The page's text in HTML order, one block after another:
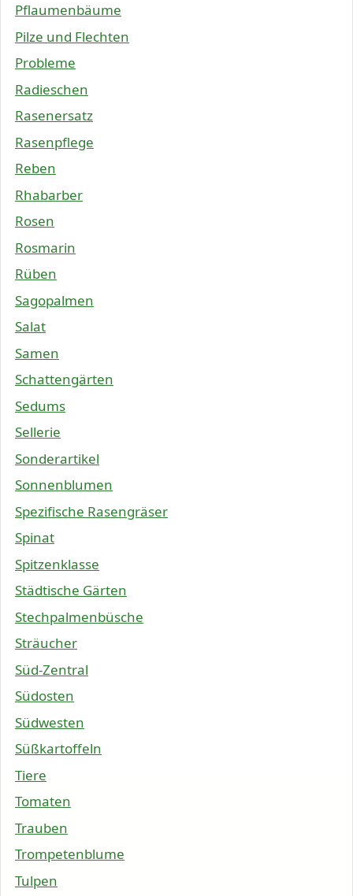
Pflaumenbäume
Pilze und Flechten
Probleme
Radieschen
Rasenersatz
Rasenpflege
Reben
Rhabarber
Rosen
Rosmarin
Rüben
Sagopalmen
Salat
Samen
Schattengärten
Sedums
Sellerie
Sonderartikel
Sonnenblumen
Spezifische Rasengräser
Spinat
Spitzenklasse
Städtische Gärten
Stechpalmenbüsche
Sträucher
Süd-Zentral
Südosten
Südwesten
Süßkartoffeln
Tiere
Tomaten
Trauben
Trompetenblume
Tulpen